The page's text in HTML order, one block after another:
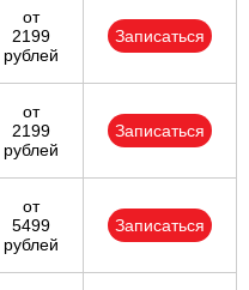
от
2199
рублей
Записаться
от
2199
рублей
Записаться
от
5499
рублей
Записаться